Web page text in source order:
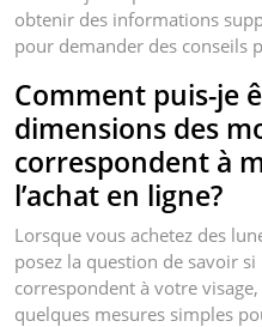
obtenir des informations
pour demander des conseils
Comment puis-je
dimensions des
correspondent à
l’achat en ligne?
Lorsque vous achetez des
posez la question de savoir
correspondent à votre
quelques mesures simples